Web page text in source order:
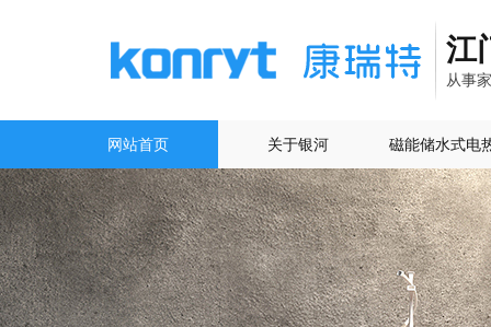
江
从事
网站首页 关于银河 磁能储水式电